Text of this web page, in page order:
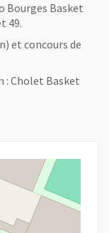
Bourges Basket
49.
et concours de
: Cholet Basket